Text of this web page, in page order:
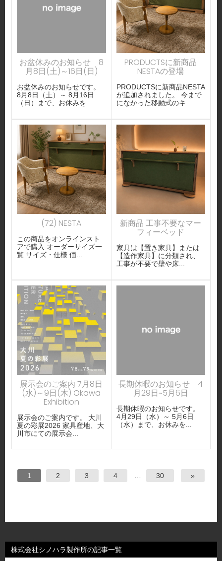
お盆休みのお知らせ 8
月8日(土)～16日(日)
お盆休みのお知らせです。
8月8日（土）～ 8月16日
（日）まで、お休みを...
PRODUCTSに新商品
NESTAの登場
PRODUCTSに新商品NESTA
が追加されました。 今まで
になかった移動式のキ...
(72) NESTA
この商品をオンラインスト
アで購入 オーダーサイズ一
覧 サイズ・仕様 価...
新商品 工事不要なマー
フィーベッド
家具は【置き家具】または
【造作家具】に分類され、
工事が不要で壁や床...
展示会のご案内 7月8日
(水)～9日(木) Okawa
Exhibition
展示会のご案内です。 大川
夏の彩展2026 家具産地、大
川市にての展示会...
長期休暇のお知らせ 4
月29日~5月6日
長期休暇のお知らせです。
4月29日（水）～ 5月6日
（水）まで、お休みを...
1 2 3 4 … 30 »
株式会社シノハラ製作所の記事一覧